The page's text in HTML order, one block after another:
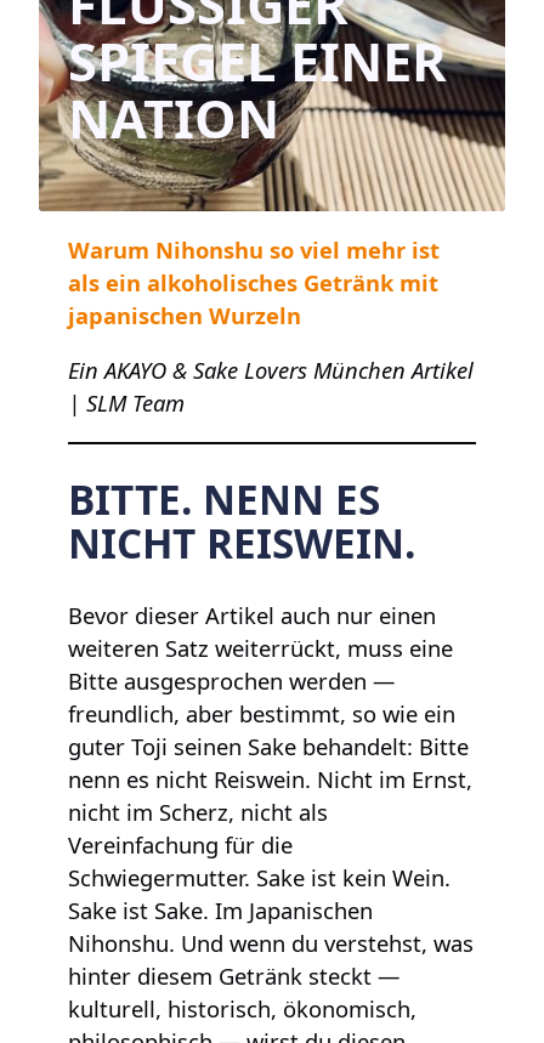
SPIEGEL EINER
NATION
Warum Nihonshu so viel mehr ist
als ein alkoholisches Getränk mit
japanischen Wurzeln
Ein AKAYO & Sake Lovers München Artikel
| SLM Team
BITTE. NENN ES
NICHT REISWEIN.
Bevor dieser Artikel auch nur einen
weiteren Satz weiterrückt, muss eine
Bitte ausgesprochen werden —
freundlich, aber bestimmt, so wie ein
guter Toji seinen Sake behandelt: Bitte
nenn es nicht Reiswein. Nicht im Ernst,
nicht im Scherz, nicht als
Vereinfachung für die
Schwiegermutter. Sake ist kein Wein.
Sake ist Sake. Im Japanischen
Nihonshu. Und wenn du verstehst, was
hinter diesem Getränk steckt —
kulturell, historisch, ökonomisch,